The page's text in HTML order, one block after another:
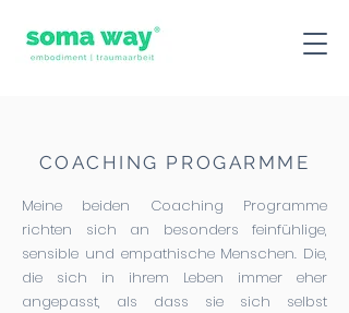
COACHING PROGARMME
Meine beiden Coaching Programme
richten sich an besonders feinfühlige,
sensible und empathische Menschen. Die,
die sich in ihrem Leben immer eher
angepasst, als dass sie sich selbst